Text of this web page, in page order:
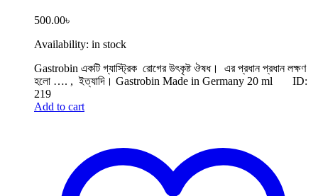
500.00৳
Availability: in stock
Gastrobin একটি গ্যাস্ট্রিক রোগের উৎকৃষ্ট ঔষধ। এর প্রধান প্রধান লক্ষণ
হলো …. , ইত্যাদি। Gastrobin Made in Germany 20 ml ID:
219
Add to cart